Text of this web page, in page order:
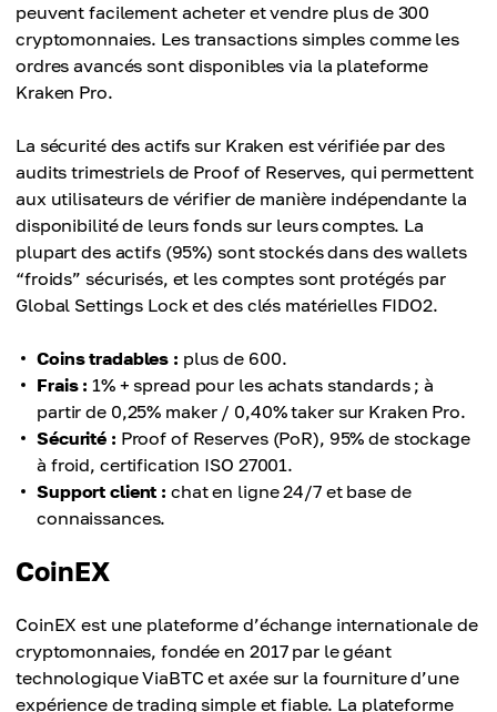
peuvent facilement acheter et vendre plus de 300
cryptomonnaies. Les transactions simples comme les
ordres avancés sont disponibles via la plateforme
Kraken Pro.
La sécurité des actifs sur Kraken est vérifiée par des
audits trimestriels de Proof of Reserves, qui permettent
aux utilisateurs de vérifier de manière indépendante la
disponibilité de leurs fonds sur leurs comptes. La
plupart des actifs (95%) sont stockés dans des wallets
“froids” sécurisés, et les comptes sont protégés par
Global Settings Lock et des clés matérielles FIDO2.
Coins tradables : plus de 600.
Frais : 1% + spread pour les achats standards ; à
partir de 0,25% maker / 0,40% taker sur Kraken Pro.
Sécurité : Proof of Reserves (PoR), 95% de stockage
à froid, certification ISO 27001.
Support client : chat en ligne 24/7 et base de
connaissances.
CoinEX
CoinEX est une plateforme d’échange internationale de
cryptomonnaies, fondée en 2017 par le géant
technologique ViaBTC et axée sur la fourniture d’une
expérience de trading simple et fiable. La plateforme